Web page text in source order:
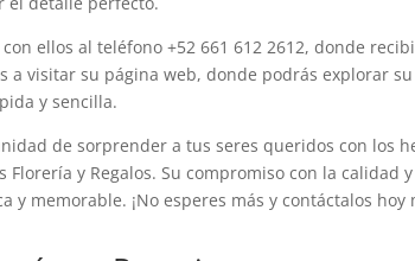
ellos al teléfono +52 661 612 2612, donde
a visitar su página web, donde podrás explorar
y sencilla.
de sorprender a tus seres queridos con los
Florería y Regalos. Su compromiso con la calidad
y memorable. ¡No esperes más y contáctalos hoy